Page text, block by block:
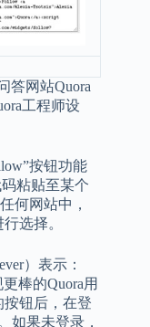
答网站Quora
工程师设
按钮功能
码粘贴至某个
何网站中，
选择。
）表示：
棒的Quora用
按钮后，在登
如果未登录，